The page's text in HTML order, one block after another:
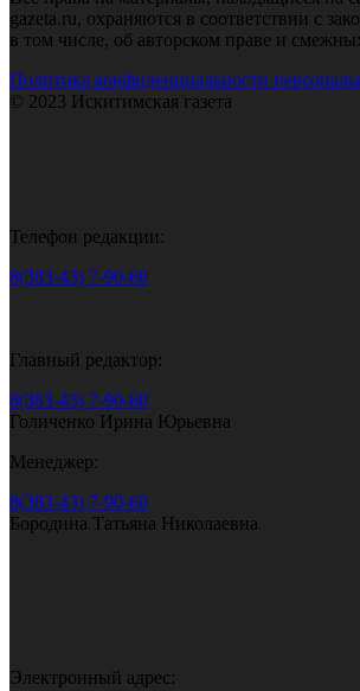
gazeta.ru, охраняются в соответствии с
в том числе, об авторском праве и
Политика конфиденциальности
© 2023 Искитимская газета
Телефон редакции:
8(383-43) 7-90-60
Главный редактор:
8(383-43) 7-90-60
Голиченко Ирина Юрьевна
Менеджер:
8(383-43) 7-90-60
Бородина Татьяна Николаевна
Электронный адрес: